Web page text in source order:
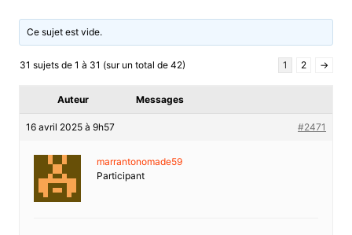
Ce sujet est vide.
31 sujets de 1 à 31 (sur un total de 42) 1 2 →
Auteur Messages
16 avril 2025 à 9h57 #2471
marrantonomade59
Participant